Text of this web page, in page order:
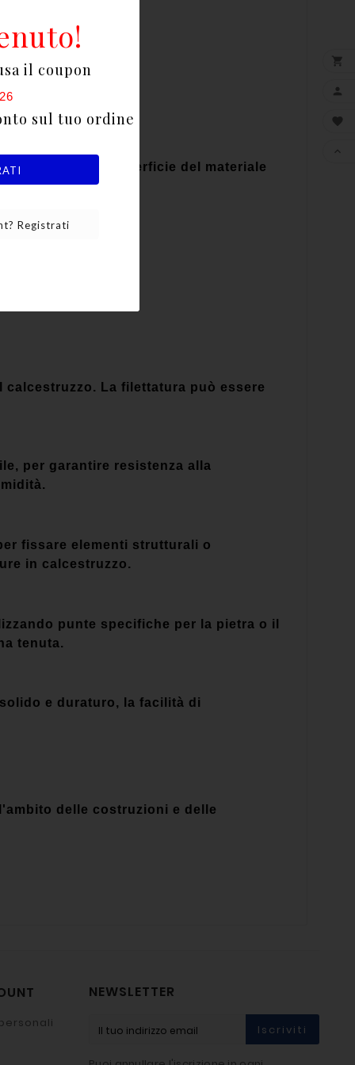
a filo con la superficie del materiale
calcestruzzo. La filettatura può essere
per garantire resistenza alla
fissare elementi strutturali o
in calcestruzzo.
punte specifiche per la pietra o il
tenuta.
e duraturo, la facilità di
delle costruzioni e delle
NEWSLETTER
Iscriviti




Registrati
il coupon
sul tuo ordine